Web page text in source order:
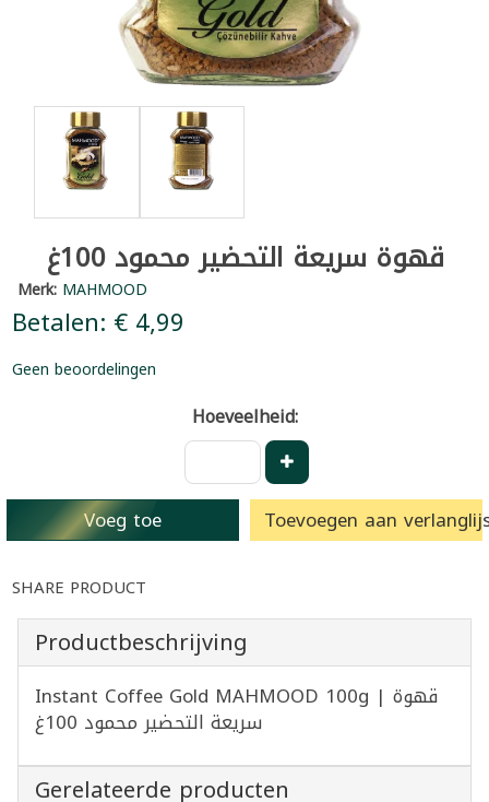
قهوة سريعة التحضير محمود 100غ
Merk: MAHMOOD
Betalen: € 4,99
Geen beoordelingen
Hoeveelheid:
Voeg toe Toevoegen aan
SHARE PRODUCT
Productbeschrijving
Instant Coffee Gold MAHMOOD 100g | قهوة
سريعة التحضير محمود 100غ
Gerelateerde producten